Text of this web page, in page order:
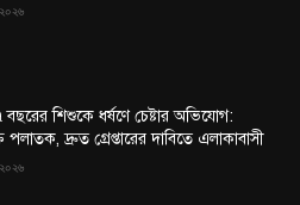
শিশুকে ধর্ষণে চেষ্টার অভিযোগ:
পলাতক, দ্রুত গ্রেপ্তারের দাবিতে এলাকাবাসী